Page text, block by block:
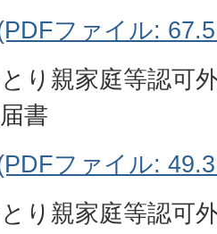
ファイル:
り親家庭等認可
書
ファイル:
り親家庭等認可